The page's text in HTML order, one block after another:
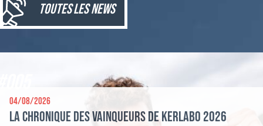
toutes les news
04/08/2026
La chronique des vainqueurs de Kerlabo 2026